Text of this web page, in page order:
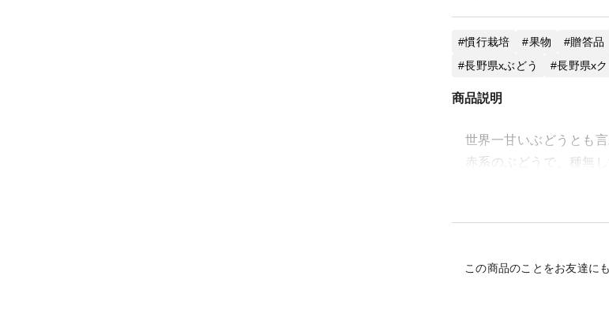
慣行栽培 果物 贈答品
長野県xぶどう
長野県x
商品説明
世界一甘いぶどうとも言
赤系のぶどうで、種無し
らず、甘さが強く、シャ
ハウス栽培をしています。
この商品のことをお友達に